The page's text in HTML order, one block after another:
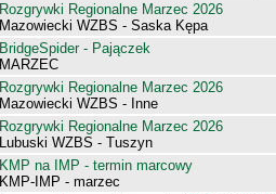
Rozgrywki Regionalne Marzec 2026
Mazowiecki WZBS - Saska Kępa
BridgeSpider - Pajączek
MARZEC
Rozgrywki Regionalne Marzec 2026
Mazowiecki WZBS - Inne
Rozgrywki Regionalne Marzec 2026
Lubuski WZBS - Tuszyn
KMP na IMP - termin marcowy
KMP-IMP - marzec